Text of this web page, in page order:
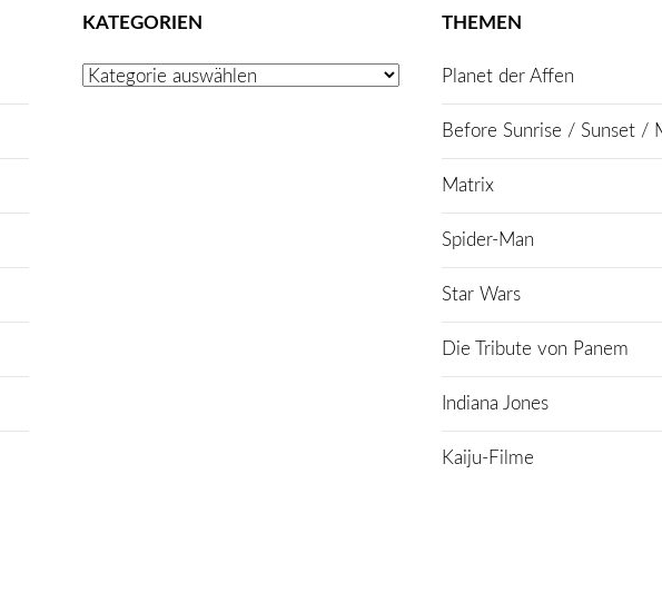
KATEGORIEN
Kategorien
THEMEN
Planet der Affen
Before Sunrise / Sunset /
Matrix
Spider-Man
Star Wars
Die Tribute von Panem
Indiana Jones
Kaiju-Filme